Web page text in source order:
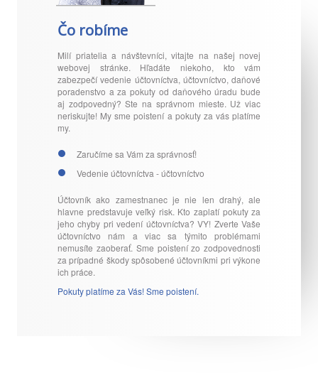
Čo robíme
Milí priatelia a návštevníci, vitajte na našej novej
webovej stránke. Hľadáte niekoho, kto vám
zabezpečí vedenie účtovníctva, účtovníctvo, daňové
poradenstvo a za pokuty od daňového úradu bude
aj zodpovedný? Ste na správnom mieste. Už viac
neriskujte! My sme poistení a pokuty za vás platíme
my.
Zaručíme sa Vám za správnosť!
Vedenie účtovníctva - účtovníctvo
Účtovník ako zamestnanec je nie len drahý, ale
hlavne predstavuje veľký risk. Kto zaplatí pokuty za
jeho chyby pri vedení účtovníctva? VY! Zverte Vaše
účtovníctvo nám a viac sa týmito problémami
nemusíte zaoberať. Sme poistení zo zodpovednosti
za prípadné škody spôsobené účtovníkmi pri výkone
ich práce.
Pokuty platíme za Vás! Sme poistení.